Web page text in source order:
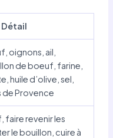
Détail
oignons, ail,
de boeuf, farine,
huile d’olive, sel,
de Provence
faire revenir les
le bouillon, cuire à